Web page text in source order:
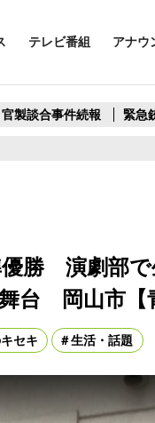
テレビ番組 アナウ
官製談合事件続報 緊急
勝 演劇部
台 岡山市【
セキ 生活・話題